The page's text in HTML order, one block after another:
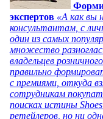
экспертов «А как вы
консультантам, с
один из самых
множество
владельцев
правильно
с премиями, откуда
сотрудникам
поисках истины
ретейлеров, но ни